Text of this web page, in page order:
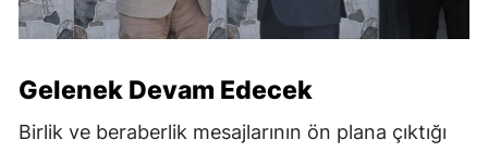
Gelenek Devam Edecek
Birlik ve beraberlik mesajlarının ön plana çıktığı